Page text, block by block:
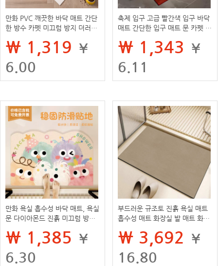
만화 PVC 깨끗한 바닥 매트 간단
한 방수 카펫 미끄럼 방지 더러운
₩ 1,319 ¥
6.00
축제 입구 고급 빨간색 입구 바닥
매트 간단한 입구 매트 문 카펫 먼
₩ 1,343 ¥
6.11
만화 욕실 흡수성 바닥 매트, 욕실
문 다이아몬드 진흙 미끄럼 방지
펫, 무료 배송
₩ 1,385 ¥
6.30
부드러운 규조토 진흙 욕실 매트
흡수성 매트 화장실 발 매트 화장
펫
₩ 3,692 ¥
16.80